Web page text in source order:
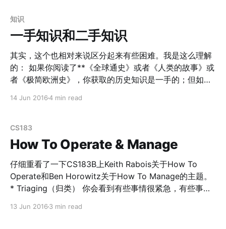
些你认为重要紧急以及重要不紧急的事情，把其他的全部
忽略。 很不幸的是，我们绝大部分人都不擅长这点。我们
会选择做重要紧
Reid开的这堂课的分类有些类似，Reid把创业分成了5个
阶段： 他们都提到了每个阶段都有他们自己的特点和需要
关注的东西，以及如何在这个阶段建立起自己的优势。比
如大家都提到，关于团队的HR等一些事情，需要在
Village，或者Company Power的阶段再去关注，太早关
注反而适得其反。 又比如在Ann提到，Propriety Power
知识
一手知识和二手知识
其实，这个也相对来说区分起来有些困难。我是这么理解
的： 如果你阅读了**《全球通史》或者《人类的故事》或
者《极简欧洲史》，你获取的历史知识是一手的；但如果
圈的转发，其实在某种程度上就是二手知识。虽然它的精
华度也许有限，但你的朋友其实就是最好的Filter（关于
Filtering， 《必然》
[https://www.amazon.cn/%E5%BF%85%E7%84%B6-
%E5%87%AF%E6%96%87%C2%B7%E5%87%AF%E5%
88%A9/dp/B0176RQ53A/ref=sr_
14 Jun 20164 min read
CS183
How To Operate & Manage
仔细重看了一下CS183B上Keith Rabois关于How To
Operate和Ben Horowitz关于How To Manage的主题。
* Triaging（归类） 你会看到有些事情很紧急，有些事情
13 Jun 2016 3 min read